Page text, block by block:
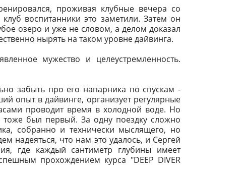
проживая клубные вечера со
воспитанники это заметили. Затем он
озеро и уже не словом, а делом доказал
нырять на таком уровне дайвинга.
мужество и целеустремленность.
забыть про его напарника по спускам -
опыт в дайвинге, организует регулярные
проводит время в холодной воде. Но
был первый. За одну поездку сложно
собранно и технически мыслящего, но
надеяться, что нам это удалось, и Сергей
где каждый сантиметр глубины имеет
прохождением курса "DEEP DIVER